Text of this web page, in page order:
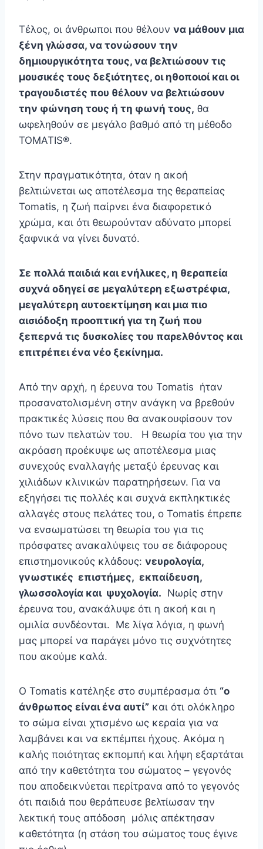
Τέλος, οι άνθρωποι που θέλουν να μάθουν μια
ξένη γλώσσα, να τονώσουν την
δημιουργικότητα τους, να βελτιώσουν τις
μουσικές τους δεξιότητες, οι ηθοποιοί και οι
τραγουδιστές που θέλουν να βελτιώσουν
την φώνηση τους ή τη φωνή τους, θα
ωφεληθούν σε μεγάλο βαθμό από τη μέθοδο
TOMATIS®.
Στην πραγματικότητα, όταν η ακοή
βελτιώνεται ως αποτέλεσμα της θεραπείας
Tomatis, η ζωή παίρνει ένα διαφορετικό
χρώμα, και ότι θεωρούνταν αδύνατο μπορεί
ξαφνικά να γίνει δυνατό.
Σε πολλά παιδιά και ενήλικες, η θεραπεία
συχνά οδηγεί σε μεγαλύτερη εξωστρέφια,
μεγαλύτερη αυτοεκτίμηση και μια πιο
αισιόδοξη προοπτική για τη ζωή που
ξεπερνά τις δυσκολίες του παρελθόντος και
επιτρέπει ένα νέο ξεκίνημα.
Από την αρχή, η έρευνα του Tomatis ήταν
προσανατολισμένη στην ανάγκη να βρεθούν
πρακτικές λύσεις που θα ανακουφίσουν τον
πόνο των πελατών του. Η θεωρία του για την
ακρόαση προέκυψε ως αποτέλεσμα μιας
συνεχούς εναλλαγής μεταξύ έρευνας και
χιλιάδων κλινικών παρατηρήσεων. Για να
εξηγήσει τις πολλές και συχνά εκπληκτικές
αλλαγές στους πελάτες του, ο Tomatis έπρεπε
να ενσωματώσει τη θεωρία του για τις
πρόσφατες ανακαλύψεις του σε διάφορους
επιστημονικούς κλάδους: νευρολογία,
γνωστικές επιστήμες, εκπαίδευση,
γλωσσολογία και ψυχολογία. Νωρίς στην
έρευνα του, ανακάλυψε ότι η ακοή και η
ομιλία συνδέονται. Με λίγα λόγια, η φωνή
μας μπορεί να παράγει μόνο τις συχνότητες
που ακούμε καλά.
Ο Tomatis κατέληξε στο συμπέρασμα ότι “ο
άνθρωπος είναι ένα αυτί” και ότι ολόκληρο
το σώμα είναι χτισμένο ως κεραία για να
λαμβάνει και να εκπέμπει ήχους. Ακόμα η
καλής ποιότητας εκπομπή και λήψη εξαρτάται
από την καθετότητα του σώματος – γεγονός
που αποδεικνύεται περίτρανα από το γεγονός
ότι παιδιά που θεράπευσε βελτίωσαν την
λεκτική τους απόδοση μόλις απέκτησαν
καθετότητα (η στάση του σώματος τους έγινε